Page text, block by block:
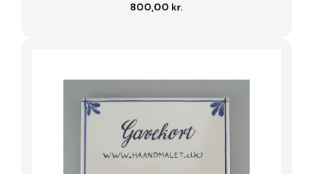
800,00 kr.
Læg i kurv